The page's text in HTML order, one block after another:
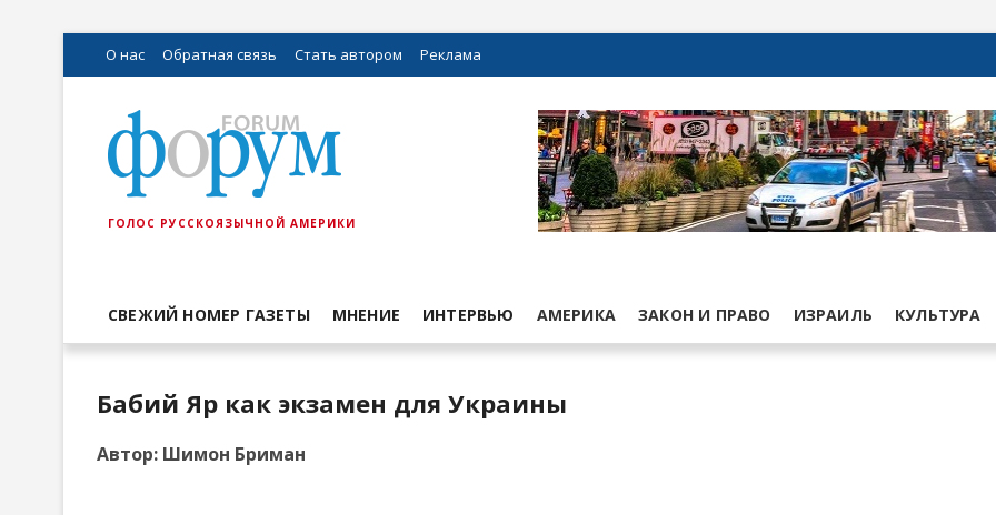
О нас Обратная связь Стать автором Реклама
ГОЛОС РУССКОЯЗЫЧНОЙ АМЕРИКИ
СВЕЖИЙ НОМЕР ГАЗЕТЫ МНЕНИЕ ИНТЕРВЬЮ АМЕРИКА ЗАКОН И ПРАВО ИЗРАИЛЬ КУЛЬТУРА
Бабий Яр как экзамен для Украины
Автор: Шимон Бриман